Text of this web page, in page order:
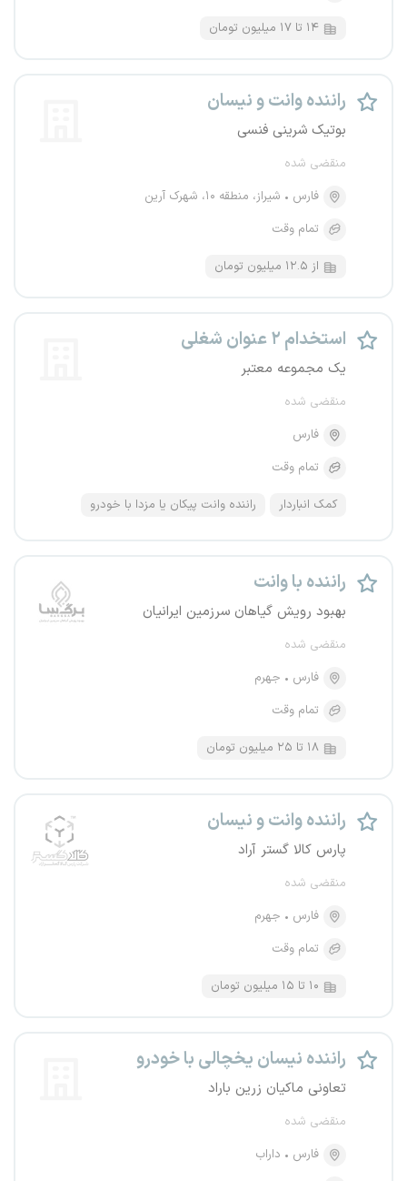
۱۴ تا ۱۷ میلیون تومان
راننده وانت و نیسان
بوتیک شرینی فنسی
منقضی شده
فارس
شیراز، منطقه ۱۰، شهرک آرین
تمام وقت
از ۱۲.۵ میلیون تومان
استخدام ۲ عنوان شغلی
یک مجموعه معتبر
منقضی شده
فارس
تمام وقت
کمک انباردار راننده وانت پیکان یا مزدا با خودرو
راننده با وانت
بهبود رویش گیاهان سرزمین ایرانیان
منقضی شده
فارس
جهرم
تمام وقت
۱۸ تا ۲۵ میلیون تومان
راننده وانت و نیسان
پارس کالا گستر آراد
منقضی شده
فارس
جهرم
تمام وقت
۱۰ تا ۱۵ میلیون تومان
راننده نیسان یخچالی با خودرو
تعاونی ماکیان زرین باراد
منقضی شده
فارس
داراب